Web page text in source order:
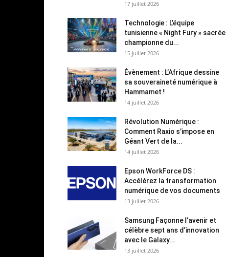
17 juillet 2026
Technologie : L’équipe
tunisienne « Night Fury » sacrée
championne du...
15 juillet 2026
Évènement : L’Afrique dessine
sa souveraineté numérique à
Hammamet !
14 juillet 2026
Révolution Numérique :
Comment Raxio s’impose en
Géant Vert de la...
14 juillet 2026
Epson WorkForce DS :
Accélérez la transformation
numérique de vos documents
13 juillet 2026
Samsung Façonne l’avenir et
célèbre sept ans d’innovation
avec le Galaxy...
13 juillet 2026